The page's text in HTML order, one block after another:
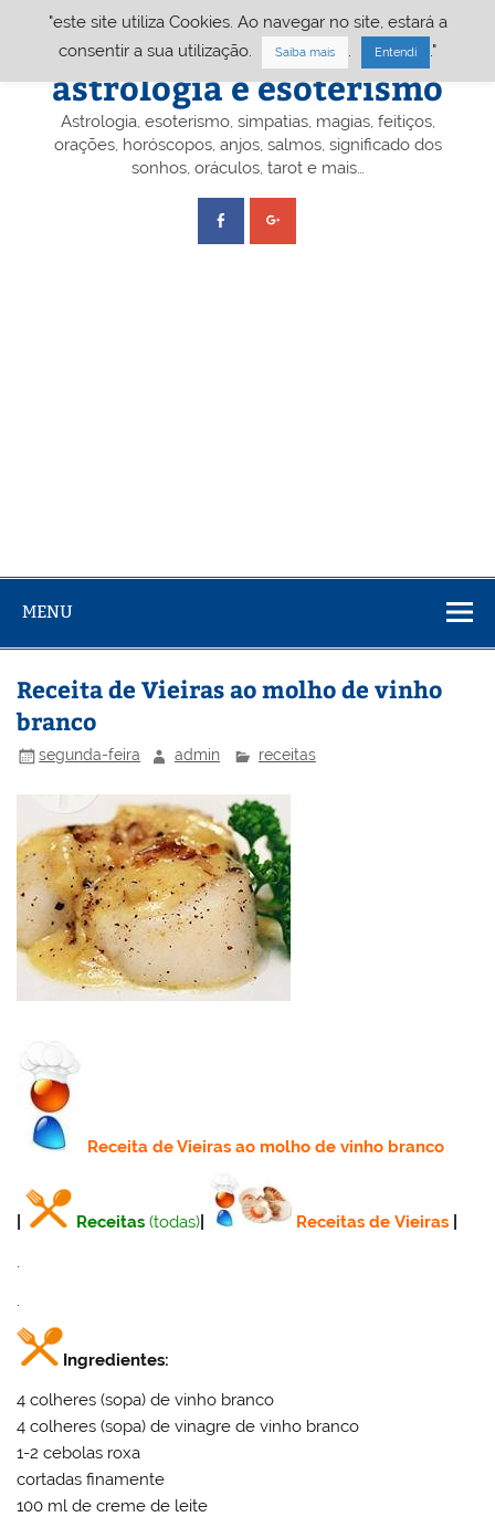
Portal A&E – Portal
astrologia e esoterismo
Astrologia, esoterismo, simpatias, magias, feitiços,
orações, horóscopos, anjos, salmos, significado dos
sonhos, oráculos, tarot e mais…
MENU
Receita de Vieiras ao molho de vinho
branco
segunda-feira admin receitas
Receitade Vieiras ao molho de vinho branco
Receitas (todas) Receitas de Vieiras
.
Ingredientes:
4 colheres (sopa) de vinho branco
4 colheres (sopa) de vinagre de vinho branco
1-2 cebolas roxa
cortadas finamente
100 ml de creme de leite
"este site utiliza Cookies. Ao navegar no site, estará a
consentir a sua utilização.
Saiba mais Entendi ."